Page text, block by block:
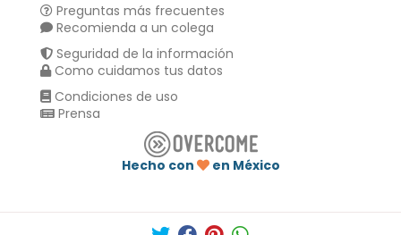
Preguntas más frecuentes
Recomienda a un colega
Seguridad de la información
Como cuidamos tus datos
Condiciones de uso
Prensa
Hecho con
en México